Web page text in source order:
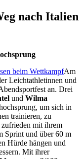
nach Italien
Am
Leichtathletinnen und
an. Drei
und Wilma
um sich in
trainieren, zu
mit ihrem
Sprint und über 60 m
Hürde hängen und
Mit ihrer